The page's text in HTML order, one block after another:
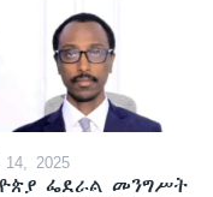
2025
ፌደራል መንግሥት